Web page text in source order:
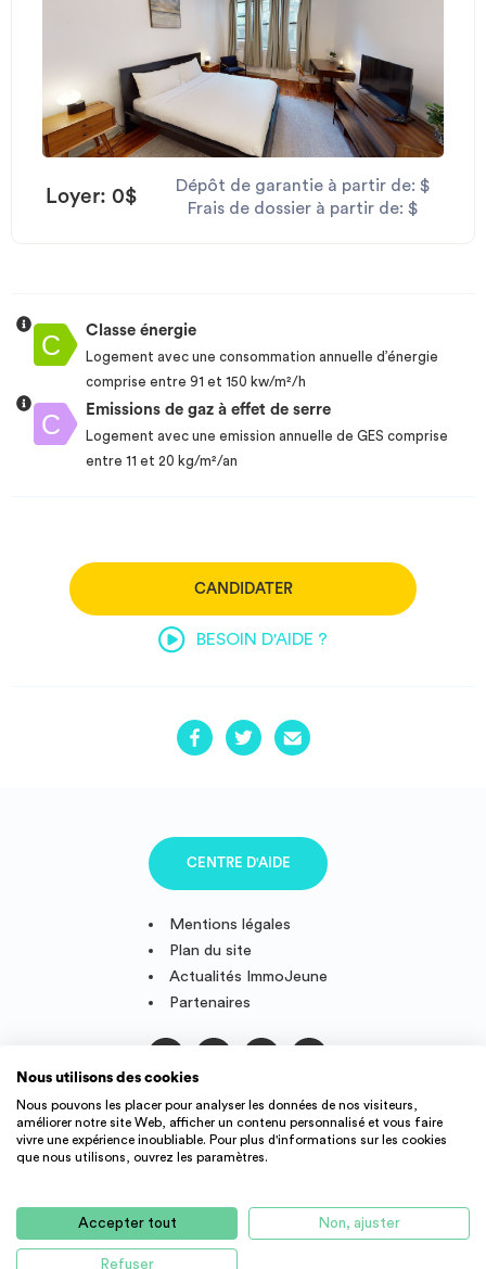
Loyer: 0$
Dépôt de garantie à partir de: $
Frais de dossier à partir de: $
Classe énergie
Logement avec une consommation annuelle d’énergie
comprise entre 91 et 150 kw/m²/h
Emissions de gaz à effet de serre
Logement avec une emission annuelle de GES comprise
entre 11 et 20 kg/m²/an
CANDIDATER
BESOIN D'AIDE ?
Mentions légales
Plan du site
Actualités ImmoJeune
Partenaires
CENTRE D'AIDE
Suivez-nous
Des offres de logement étudiant et jeune actif dans toute la
France : résidence étudiant, agence immobilière, location
Nous utilisons des cookies
Nous pouvons les placer pour analyser les données de nos visiteurs,
améliorer notre site Web, afficher un contenu personnalisé et vous faire
vivre une expérience inoubliable. Pour plus d'informations sur les cookies
que nous utilisons, ouvrez les paramètres.
Accepter tout Non, ajuster
Refuser